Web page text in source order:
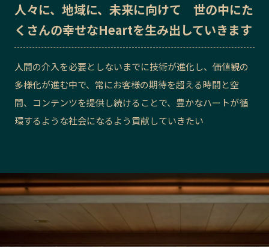
埼玉エリア
千葉エリア
東京23区エリア
多摩エリア
富山エリア
石川エリア
北摂エリア
堺・泉州エ
河内エリア
兵庫エリア
奈良エリア
和歌山エリア
鳥取エリア
島根エリア
人々に、地域に、未来に向けて 世の中にた
くさんの幸せなHeartを生み出していきます
人間の介入を必要としないまでに技術が進化し、価値観の
多様化が進む中で、常にお客様の期待を超える時間と空
間、コンテンツを提供し続けることで、豊かなハートが循
環するような社会になるよう貢献していきたい